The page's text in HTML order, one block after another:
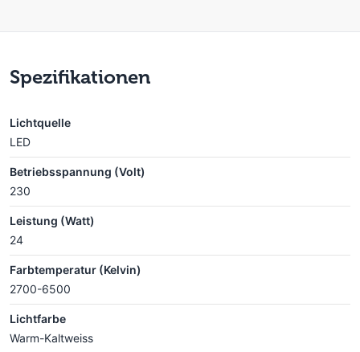
Spezifikationen
Lichtquelle
LED
Betriebsspannung (Volt)
230
Leistung (Watt)
24
Farbtemperatur (Kelvin)
2700-6500
Lichtfarbe
Warm-Kaltweiss